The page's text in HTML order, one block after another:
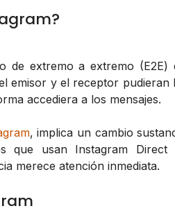
de extremo a extremo (E2E)
emisor y el receptor pudieran
accediera a los mensajes.
, implica un cambio
que usan Instagram Direct
merece atención inmediata.